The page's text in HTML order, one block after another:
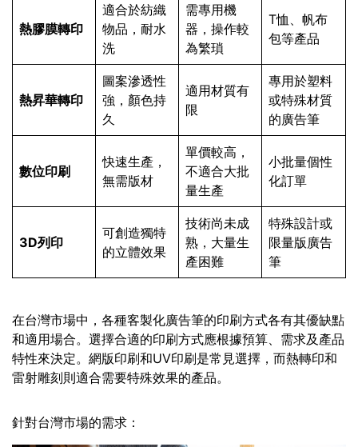
熱膠膜轉印
適合於紡織
物品，耐水
洗
需專用機
器，操作較
為繁瑣
T恤、帆布
包等產品
熱昇華轉印
圖案滲透性
強，顏色持
久
適用材質有
限
專用於塑料
或特殊材質
的廣告筆
數位印刷
快速生產，
無需版材
單價較高，
不適合大批
量生產
小批量個性
化訂單
3D列印
可創造獨特
的立體效果
技術尚未成
熟，大量生
產困難
特殊設計或
限量版廣告
筆
在台灣市場中，各種客製化廣告筆的印刷方式各有其優缺點
和適用場合。選擇合適的印刷方式應根據預算、需求及產品
特性來決定。網版印刷和UV印刷是常見選擇，而熱轉印和
雷射雕刻則適合需要特殊效果的產品。
針對台灣市場的需求：